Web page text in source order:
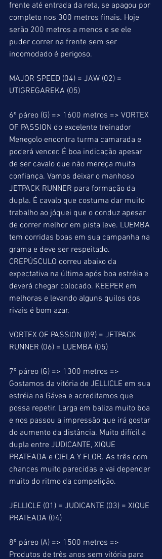
frente até entrada da reta, se apagou por
completo nos 300 metros finais. Hoje
serão 200 metros a menos e se ele
puder correr na frente sem ser
incomodado é perigoso.
MAJOR SPEED (04) = JAW (02) =
UTIGREGAREKA (05)
6º páreo (G) => 1600 metros => VORTEX
OF PASSION do excelente treinador
Menegolo encontra turma camarada e
poderá vencer. É boa indicação apesar
de ser cavalo que não mereça muita
confiança. Vamos deixar o manhoso
JETPACK RUNNER para formação da
dupla. É cavalo que costuma dar muito
trabalho ao jóquei que o conduz apesar
de correr melhor em pista leve. LUEMBA
tem corridas boas em sua campanha na
grama e deve ser respeitado.
CREPÚSCULO correu abaixo da
expectativa na última após boa estréia e
deverá chegar colocado. KEEPER em
melhoras e levando alguns quilos dos
rivais é bom azar.
VORTEX OF PASSION (09) = JETPACK
RUNNER (06) = LUEMBA (05)
7º páreo (G) => 1300 metros =>
Gostamos da vitória de JELLICLE em sua
estréia na Gávea e acreditamos que
possa repetir. Larga em baliza muito boa
e nos passou a impressão que irá gostar
do aumento da distância. Muito difícil a
dupla entre JUDICANTE, XIQUE
PRATEADA e CIELA Y FLOR. As três com
chances muito parecidas e vai depender
muito do ritmo da competição.
JELLICLE (01) = JUDICANTE (03) = XIQUE
PRATEADA (04)
8º páreo (A) => 1500 metros =>
Produtos de três anos sem vitória para